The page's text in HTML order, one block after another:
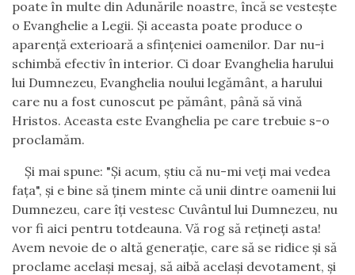
poate în multe din Adunările noastre, încă se vesteşte
o Evanghelie a Legii. Şi aceasta poate produce o
aparenţă exterioară a sfinţeniei oamenilor. Dar nu-i
schimbă efectiv în interior. Ci doar Evanghelia harului
lui Dumnezeu, Evanghelia noului legământ, a harului
care nu a fost cunoscut pe pământ, până să vină
Hristos. Aceasta este Evanghelia pe care trebuie s-o
proclamăm.
Şi mai spune: "Şi acum, ştiu că nu-mi veţi mai vedea
faţa", şi e bine să ţinem minte că unii dintre oamenii lui
Dumnezeu, care îţi vestesc Cuvântul lui Dumnezeu, nu
vor fi aici pentru totdeauna. Vă rog să reţineţi asta!
Avem nevoie de o altă generaţie, care să se ridice şi să
proclame acelaşi mesaj, să aibă acelaşi devotament, şi